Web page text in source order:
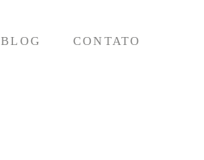
BLOG CONTATO